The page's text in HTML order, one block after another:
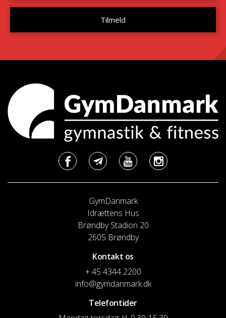
GymDanmark
Idrættens Hus
Brøndby Stadion 20
2605 Brøndby
Kontakt os
+ 45 4344 2200
info@gymdanmark.dk
Telefontider